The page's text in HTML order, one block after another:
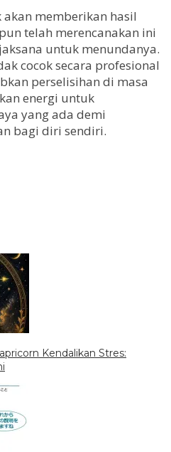
memberikan hasil
telah merencanakan ini
untuk menundanya.
cocok secara profesional
perselisihan di masa
energi untuk
yang ada demi
bagi diri sendiri.
Kendalikan Stres: